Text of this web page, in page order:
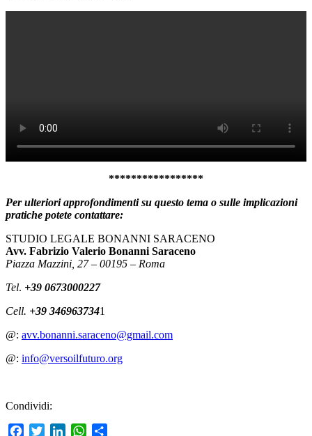
*****************
Per ulteriori approfondimenti su questo tema o sulle implicazioni
pratiche potete contattare:
STUDIO LEGALE BONANNI SARACENO
Avv. Fabrizio Valerio Bonanni Saraceno
Piazza Mazzini, 27 – 00195 – Roma
Tel. +39 0673000227
Cell. +39 3469637341
@: avv.bonanni.saraceno@gmail.com
@: info@versoilfuturo.org
Condividi:
FacebookTwitterLinkedInWhatsApp